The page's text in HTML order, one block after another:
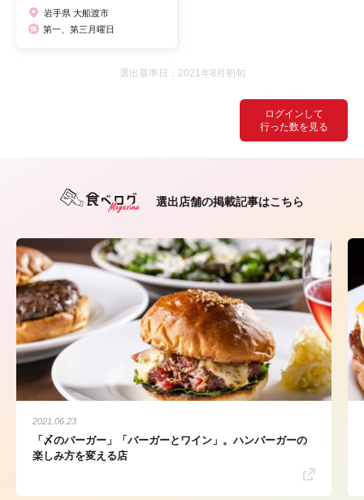
ログインして
行った数を見る
岩手県 大船渡市
第一、第三月曜日
選出基準日：2021年8月初旬
選出店舗の掲載記事はこちら
2021.06.23
「〆のバーガー」「バーガーとワイン」。ハンバーガーの
楽しみ方を変える店